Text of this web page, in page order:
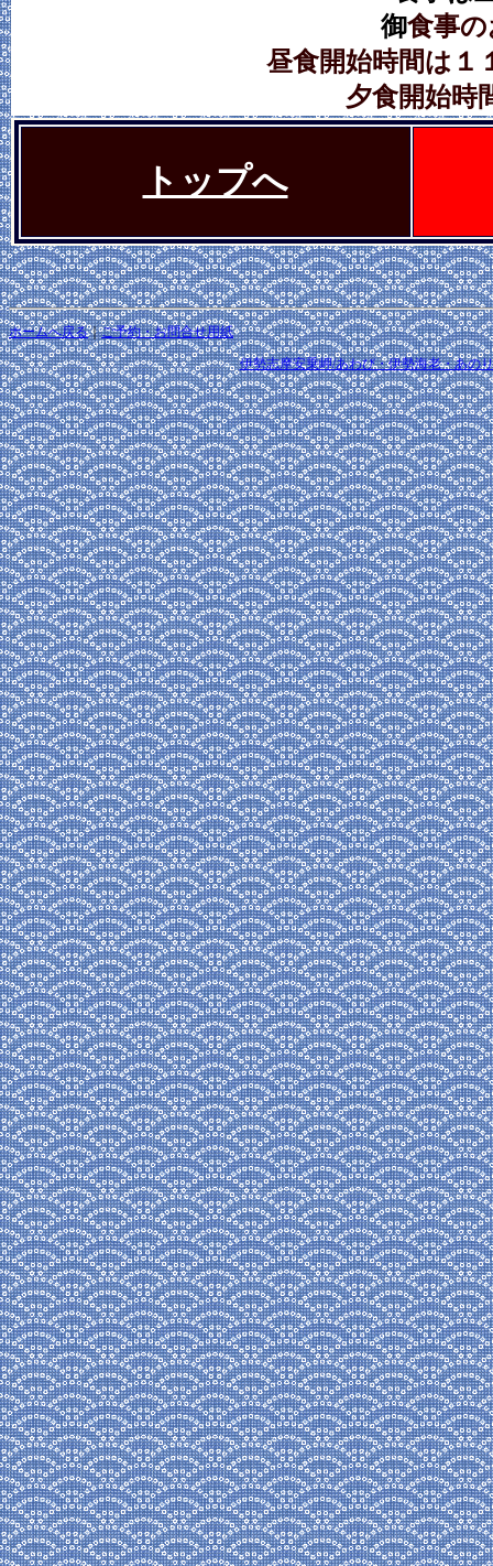
御食事
昼食開始時間は１
夕食開始時
トップへ
ホームへ戻る｜ご予約・お問合せ用紙
伊勢志摩安乗岬/あわび・伊勢海老・あの